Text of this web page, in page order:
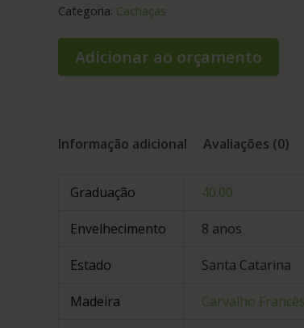
Categoria: Cachaças
Adicionar ao orçamento
Informação adicional Avaliações (0)
Graduação 40.00
Envelhecimento 8 anos
Estado Santa Catarina
Madeira Carvalho Francês